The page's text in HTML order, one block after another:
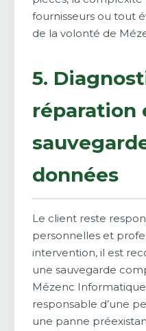
fournisseurs ou tout
de la volonté de
5.
réparation
données
Le client reste
personnelles et
intervention, il est
une sauvegarde
Mézenc
responsable d’une
une panne